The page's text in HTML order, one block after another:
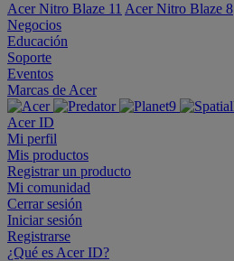
Acer Nitro Blaze 11 Acer Nitro Blaze 8
Negocios
Educación
Soporte
Eventos
Marcas de Acer
Acer ID
Mi perfil
Mis productos
Registrar un producto
Mi comunidad
Cerrar sesión
Iniciar sesión
Registrarse
¿Qué es Acer ID?